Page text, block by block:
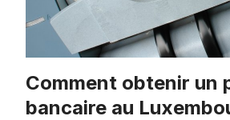
Comment obtenir un
bancaire au